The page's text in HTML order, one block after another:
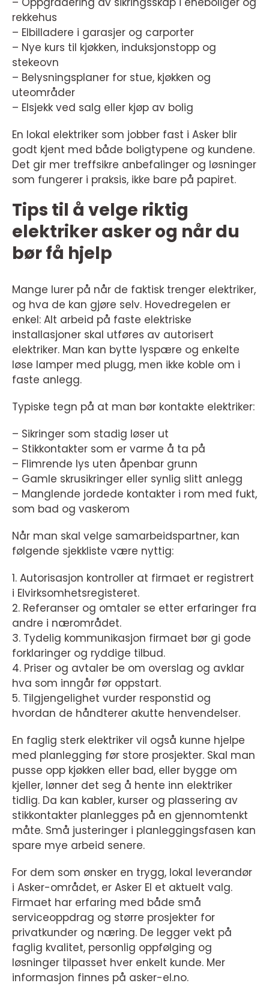
rekkehus
– Elbilladere i garasjer og carporter
– Nye kurs til kjøkken, induksjonstopp og
stekeovn
– Belysningsplaner for stue, kjøkken og
uteområder
– Elsjekk ved salg eller kjøp av bolig
En lokal elektriker som jobber fast i Asker blir
godt kjent med både boligtypene og kundene.
Det gir mer treffsikre anbefalinger og løsninger
som fungerer i praksis, ikke bare på papiret.
Tips til å velge riktig
elektriker asker og når du
bør få hjelp
Mange lurer på når de faktisk trenger elektriker,
og hva de kan gjøre selv. Hovedregelen er
enkel: Alt arbeid på faste elektriske
installasjoner skal utføres av autorisert
elektriker. Man kan bytte lyspære og enkelte
løse lamper med plugg, men ikke koble om i
faste anlegg.
Typiske tegn på at man bør kontakte elektriker:
– Sikringer som stadig løser ut
– Stikkontakter som er varme å ta på
– Flimrende lys uten åpenbar grunn
– Gamle skrusikringer eller synlig slitt anlegg
– Manglende jordede kontakter i rom med fukt,
som bad og vaskerom
Når man skal velge samarbeidspartner, kan
følgende sjekkliste være nyttig:
1. Autorisasjon kontroller at firmaet er registrert
i Elvirksomhetsregisteret.
2. Referanser og omtaler se etter erfaringer fra
andre i nærområdet.
3. Tydelig kommunikasjon firmaet bør gi gode
forklaringer og ryddige tilbud.
4. Priser og avtaler be om overslag og avklar
hva som inngår før oppstart.
5. Tilgjengelighet vurder responstid og
hvordan de håndterer akutte henvendelser.
En faglig sterk elektriker vil også kunne hjelpe
med planlegging før store prosjekter. Skal man
pusse opp kjøkken eller bad, eller bygge om
kjeller, lønner det seg å hente inn elektriker
tidlig. Da kan kabler, kurser og plassering av
stikkontakter planlegges på en gjennomtenkt
måte. Små justeringer i planleggingsfasen kan
spare mye arbeid senere.
For dem som ønsker en trygg, lokal leverandør
i Asker-området, er Asker El et aktuelt valg.
Firmaet har erfaring med både små
serviceoppdrag og større prosjekter for
privatkunder og næring. De legger vekt på
faglig kvalitet, personlig oppfølging og
løsninger tilpasset hver enkelt kunde. Mer
informasjon finnes på asker-el.no.